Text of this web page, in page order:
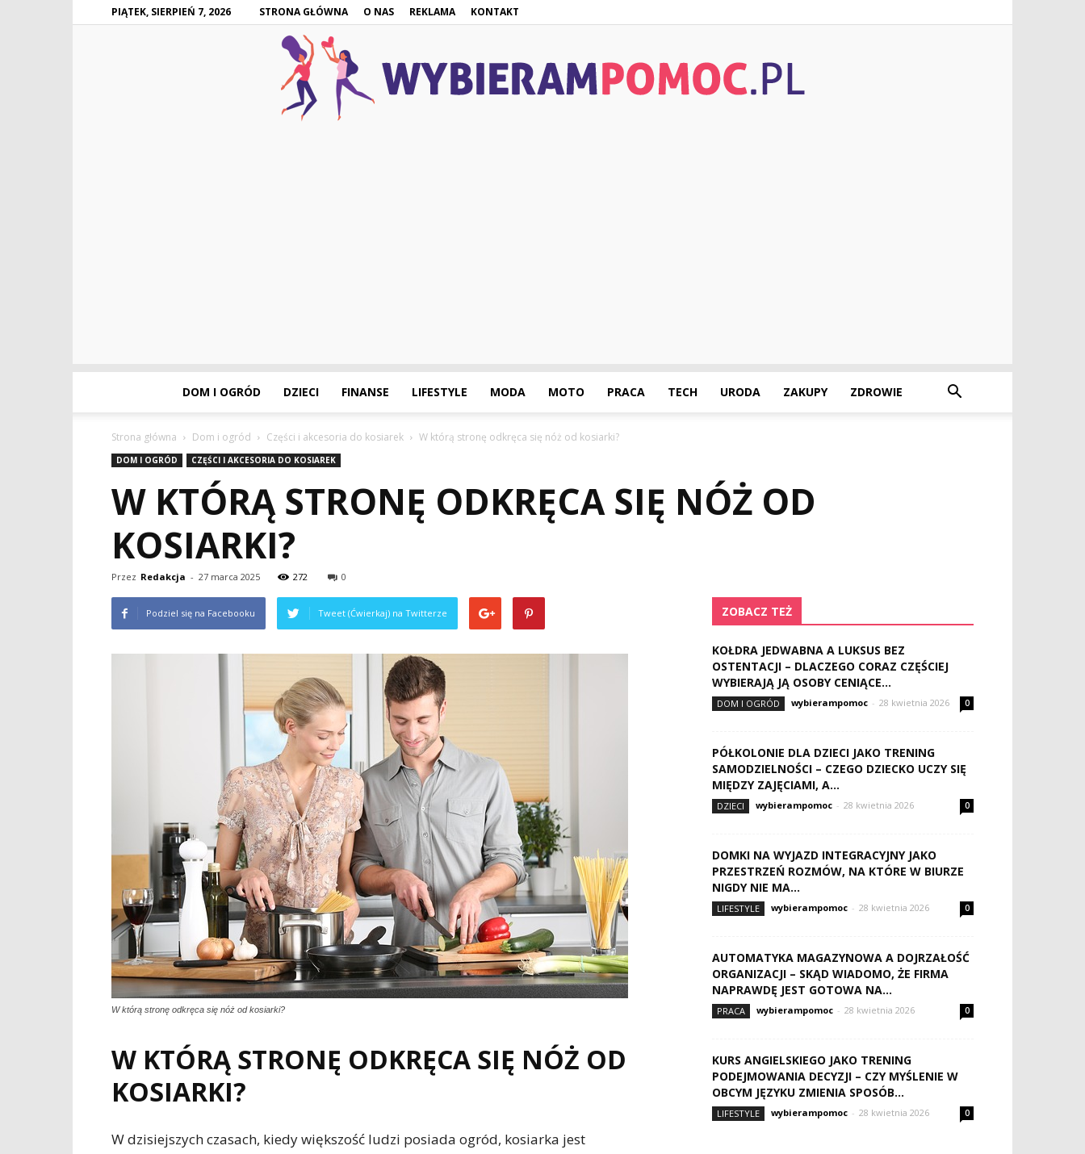
PIĄTEK, SIERPIEŃ 7, 2026 STRONA GŁÓWNA O NAS REKLAMA KONTAKT
DOM I OGRÓD DZIECI FINANSE LIFESTYLE MODA MOTO PRACA TECH URODA ZAKUPY ZDROWIE
Strona główna Dom i ogród Części i akcesoria do kosiarek W którą stronę odkręca się nóż od kosiarki?
DOM I OGRÓD CZĘŚCI I AKCESORIA DO KOSIAREK
W KTÓRĄ STRONĘ ODKRĘCA SIĘ NÓŻ OD
KOSIARKI?
Przez Redakcja - 27 marca 2025 272 0
Podziel się na Facebooku Tweet (Ćwierkaj) na Twitterze
W którą stronę odkręca się nóż od kosiarki?
W KTÓRĄ STRONĘ ODKRĘCA SIĘ NÓŻ OD
KOSIARKI?
W dzisiejszych czasach, kiedy większość ludzi posiada ogród, kosiarka jest
ZOBACZ TEŻ
KOŁDRA JEDWABNA A LUKSUS BEZ
OSTENTACJI – DLACZEGO CORAZ CZĘŚCIEJ
WYBIERAJĄ JĄ OSOBY CENIĄCE...
DOM I OGRÓD wybierampomoc - 28 kwietnia 2026 0
PÓŁKOLONIE DLA DZIECI JAKO TRENING
SAMODZIELNOŚCI – CZEGO DZIECKO UCZY SIĘ
MIĘDZY ZAJĘCIAMI, A...
DZIECI wybierampomoc - 28 kwietnia 2026 0
DOMKI NA WYJAZD INTEGRACYJNY JAKO
PRZESTRZEŃ ROZMÓW, NA KTÓRE W BIURZE
NIGDY NIE MA...
LIFESTYLE wybierampomoc - 28 kwietnia 2026 0
AUTOMATYKA MAGAZYNOWA A DOJRZAŁOŚĆ
ORGANIZACJI – SKĄD WIADOMO, ŻE FIRMA
NAPRAWDĘ JEST GOTOWA NA...
PRACA wybierampomoc - 28 kwietnia 2026 0
KURS ANGIELSKIEGO JAKO TRENING
PODEJMOWANIA DECYZJI – CZY MYŚLENIE W
OBCYM JĘZYKU ZMIENIA SPOSÓB...
LIFESTYLE wybierampomoc - 28 kwietnia 2026 0